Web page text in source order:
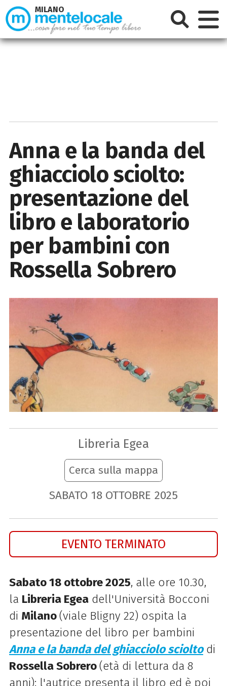
Anna e la banda del
ghiacciolo sciolto:
presentazione del
libro e laboratorio
per bambini con
Rossella Sobrero
Libreria Egea
Cerca sulla mappa
SABATO 18 OTTOBRE 2025
EVENTO TERMINATO
Sabato 18 ottobre 2025, alle ore 10.30,
la Libreria Egeadell'Università Bocconi
di Milano(viale Bligny 22) ospita la
presentazione del libro per bambini
Anna e la banda del ghiacciolo scioltodi
Rossella Sobrero(età di lettura da 8
anni): l'autrice presenta il libro ed è poi
MILANO